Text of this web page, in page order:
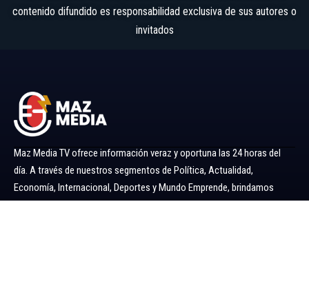
contenido difundido es responsabilidad exclusiva de sus autores o
invitados
Maz Media TV ofrece información veraz y oportuna las 24 horas del
día. A través de nuestros segmentos de Política, Actualidad,
Economía, Internacional, Deportes y Mundo Emprende, brindamos
noticias y análisis confiables para mantenerlo siempre informado.